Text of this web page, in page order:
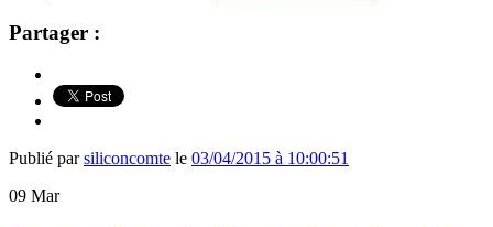
Partager :
Publié parsiliconcomte le 03/04/2015 à 10:00:51
09 Mar